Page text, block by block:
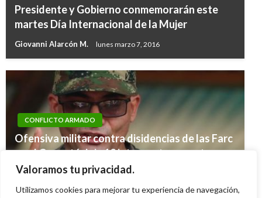
Valoramos tu privacidad.
Utilizamos cookies para mejorar tu experiencia de navegación,
Presidente y Gobierno conmemorarán este
martes Día Internacional de la Mujer
Giovanni Alarcón M. lunes marzo 7, 2016
CONFLICTO ARMADO
Ofensiva militar contra disidencias de las Farc
en el Caquetá deja 12 integrantes muertos; se
verifica si entre ellos está su cabecilla alias